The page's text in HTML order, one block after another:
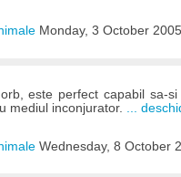
Monday, 3 October 2005
este perfect capabil sa-
mediul inconjurator.
...
Wednesday, 8 October